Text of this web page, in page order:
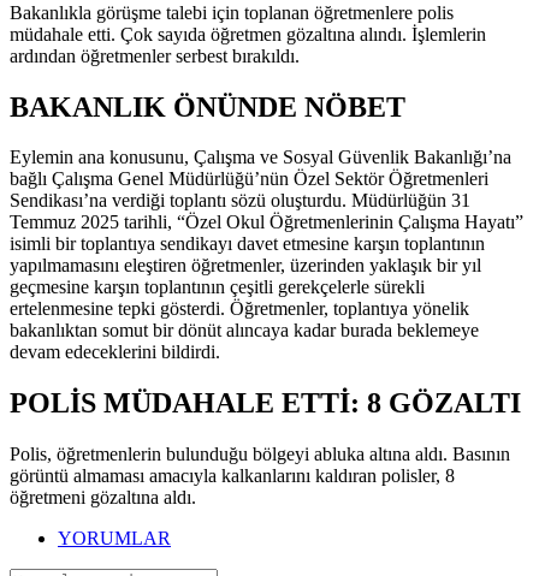
Bakanlıkla görüşme talebi için toplanan öğretmenlere polis
müdahale etti. Çok sayıda öğretmen gözaltına alındı. İşlemlerin
ardından öğretmenler serbest bırakıldı.
BAKANLIK ÖNÜNDE NÖBET
Eylemin ana konusunu, Çalışma ve Sosyal Güvenlik Bakanlığı’na
bağlı Çalışma Genel Müdürlüğü’nün Özel Sektör Öğretmenleri
Sendikası’na verdiği toplantı sözü oluşturdu. Müdürlüğün 31
Temmuz 2025 tarihli, “Özel Okul Öğretmenlerinin Çalışma Hayatı”
isimli bir toplantıya sendikayı davet etmesine karşın toplantının
yapılmamasını eleştiren öğretmenler, üzerinden yaklaşık bir yıl
geçmesine karşın toplantının çeşitli gerekçelerle sürekli
ertelenmesine tepki gösterdi. Öğretmenler, toplantıya yönelik
bakanlıktan somut bir dönüt alıncaya kadar burada beklemeye
devam edeceklerini bildirdi.
POLİS MÜDAHALE ETTİ: 8 GÖZALTI
Polis, öğretmenlerin bulunduğu bölgeyi abluka altına aldı. Basının
görüntü almaması amacıyla kalkanlarını kaldıran polisler, 8
öğretmeni gözaltına aldı.
YORUMLAR